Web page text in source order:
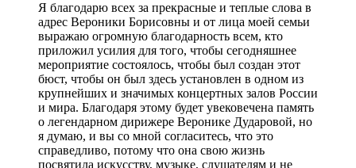
Я благодарю всех за прекрасные и теплые слова в
адрес Вероники Борисовны и от лица моей семьи
выражаю огромную благодарность всем, кто
приложил усилия для того, чтобы сегодняшнее
мероприятие состоялось, чтобы был создан этот
бюст, чтобы он был здесь установлен в одном из
крупнейших и значимых концертных залов России
и мира. Благодаря этому будет увековечена память
о легендарном дирижере Веронике Дударовой, но
я думаю, и вы со мной согласитесь, что это
справедливо, потому что она свою жизнь
посвятила искусству, музыке, слушателям и не